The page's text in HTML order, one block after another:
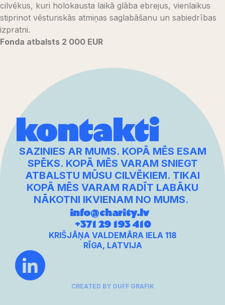
cilvēkus, kuri holokausta laikā glāba ebrejus, vienlaikus
stiprinot vēsturiskās atmiņas saglabāšanu un sabiedrības
izpratni.
Fonda atbalsts 2 000 EUR
kontakti
SAZINIES AR MUMS. KOPĀ MĒS ESAM
SPĒKS. KOPĀ MĒS VARAM SNIEGT
ATBALSTU MŪSU CILVĒKIEM. TIKAI
KOPĀ MĒS VARAM RADĪT LABĀKU
NĀKOTNI IKVIENAM NO MUMS.
info@charity.lv
+371 29 193 410
KRIŠJĀŅA VALDEMĀRA IELA 118
RĪGA, LATVIJA
CREATED BY OUFF GRAFIK